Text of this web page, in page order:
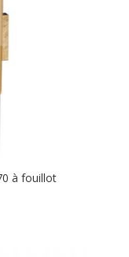
à fouillot